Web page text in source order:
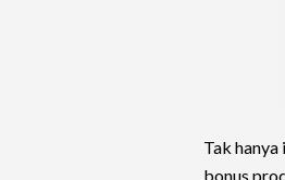
Tak
bonus